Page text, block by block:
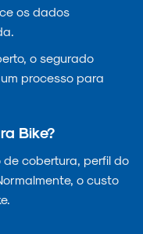
os dados
o segurado
processo para
Bike?
cobertura, perfil do
o custo